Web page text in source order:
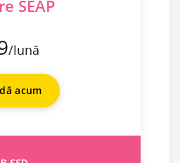
SEAP
/lună
acum